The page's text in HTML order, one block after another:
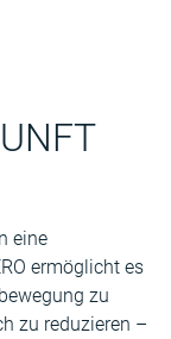
eine
ermöglicht es
zu
zu reduzieren –